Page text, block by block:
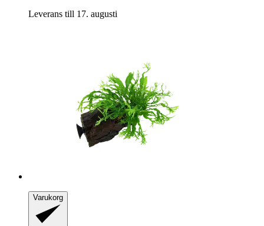
Leverans till 17. augusti
Varukorg